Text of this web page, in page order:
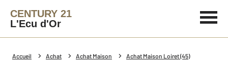
CENTURY 21
L'Ecu d'Or
Accueil Achat Achat Maison Achat Maison Loiret (45)